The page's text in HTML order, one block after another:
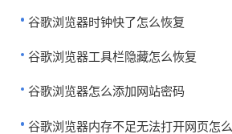
谷歌浏览器时钟快了怎么恢复
谷歌浏览器工具栏隐藏怎么恢复
谷歌浏览器怎么添加网站密码
谷歌浏览器内存不足无法打开网页怎